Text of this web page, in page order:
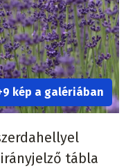
kép a galériában
tábla